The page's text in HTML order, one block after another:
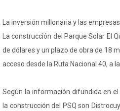
La inversión millonaria y las
La construcción del Parque Solar El
de dólares y un plazo de obra de 18
acceso desde la Ruta Nacional 40, a
Según la información difundida en
la construcción del PSQ son